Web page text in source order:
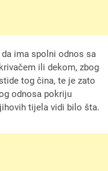
ima spolni odnos sa
ili dekom, zbog
tog čina, te je zato
odnosa pokriju
tijela vidi bilo šta.